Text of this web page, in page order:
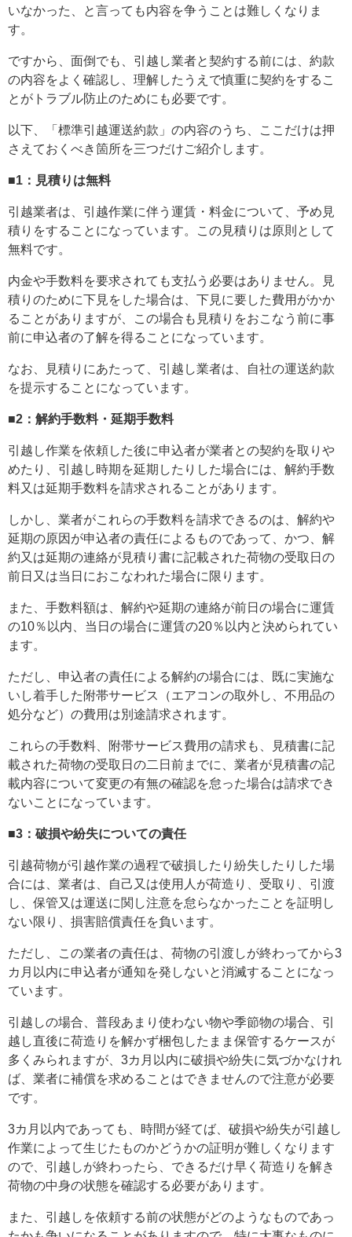
いなかった、と言っても内容を争うことは難しくなりま
す。
ですから、面倒でも、引越し業者と契約する前には、約款
の内容をよく確認し、理解したうえで慎重に契約をするこ
とがトラブル防止のためにも必要です。
以下、「標準引越運送約款」の内容のうち、ここだけは押
さえておくべき箇所を三つだけご紹介します。
■1：見積りは無料
引越業者は、引越作業に伴う運賃・料金について、予め見
積りをすることになっています。この見積りは原則として
無料です。
内金や手数料を要求されても支払う必要はありません。見
積りのために下見をした場合は、下見に要した費用がかか
ることがありますが、この場合も見積りをおこなう前に事
前に申込者の了解を得ることになっています。
なお、見積りにあたって、引越し業者は、自社の運送約款
を提示することになっています。
■2：解約手数料・延期手数料
引越し作業を依頼した後に申込者が業者との契約を取りや
めたり、引越し時期を延期したりした場合には、解約手数
料又は延期手数料を請求されることがあります。
しかし、業者がこれらの手数料を請求できるのは、解約や
延期の原因が申込者の責任によるものであって、かつ、解
約又は延期の連絡が見積り書に記載された荷物の受取日の
前日又は当日におこなわれた場合に限ります。
また、手数料額は、解約や延期の連絡が前日の場合に運賃
の10％以内、当日の場合に運賃の20％以内と決められてい
ます。
ただし、申込者の責任による解約の場合には、既に実施な
いし着手した附帯サービス（エアコンの取外し、不用品の
処分など）の費用は別途請求されます。
これらの手数料、附帯サービス費用の請求も、見積書に記
載された荷物の受取日の二日前までに、業者が見積書の記
載内容について変更の有無の確認を怠った場合は請求でき
ないことになっています。
■3：破損や紛失についての責任
引越荷物が引越作業の過程で破損したり紛失したりした場
合には、業者は、自己又は使用人が荷造り、受取り、引渡
し、保管又は運送に関し注意を怠らなかったことを証明し
ない限り、損害賠償責任を負います。
ただし、この業者の責任は、荷物の引渡しが終わってから3
カ月以内に申込者が通知を発しないと消滅することになっ
ています。
引越しの場合、普段あまり使わない物や季節物の場合、引
越し直後に荷造りを解かず梱包したまま保管するケースが
多くみられますが、3カ月以内に破損や紛失に気づかなけれ
ば、業者に補償を求めることはできませんので注意が必要
です。
3カ月以内であっても、時間が経てば、破損や紛失が引越し
作業によって生じたものかどうかの証明が難しくなります
ので、引越しが終わったら、できるだけ早く荷造りを解き
荷物の中身の状態を確認する必要があります。
また、引越しを依頼する前の状態がどのようなものであっ